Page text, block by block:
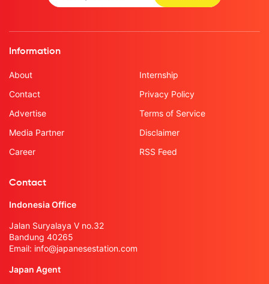
Information
About
Contact
Advertise
Media Partner
Career
Internship
Privacy Policy
Terms of Service
Disclaimer
RSS Feed
Contact
Indonesia Office
Jalan Suryalaya V no.32
Bandung 40265
Email: info@japanesestation.com
Japan Agent